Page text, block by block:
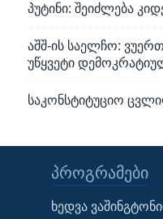
პუტინი: შეიძლება
აშშ-ის საელჩო:
უწყვეტი
საკონსტიტუციო
ᲞᲠᲝᲒᲠᲐᲛᲔᲑᲘ
ხედვა